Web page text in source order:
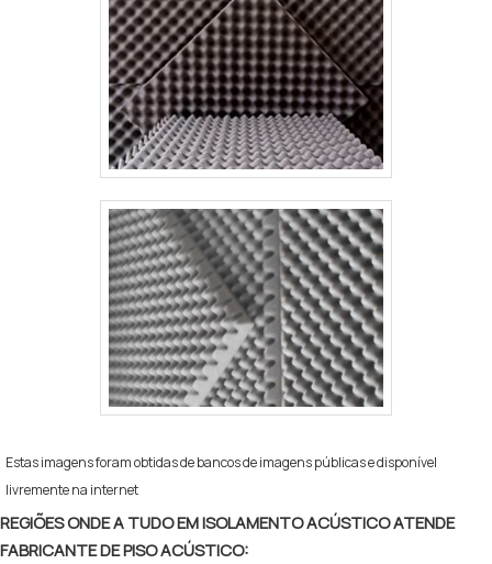
Estas imagens foram obtidas de bancos de imagens públicas e disponível
livremente na internet
REGIÕES ONDE A TUDO EM ISOLAMENTO ACÚSTICO ATENDE
FABRICANTE DE PISO ACÚSTICO: